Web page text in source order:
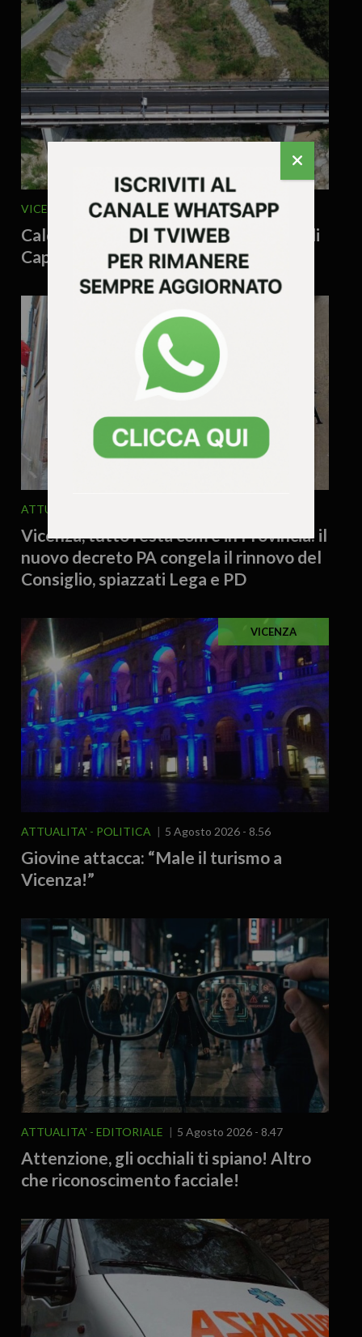
VICENZA E PROVINCIA 5 Agosto 2026 - 12.32
Caldogno, riaperto al traffico il ponte di
Capovilla, opera da 650 mila euro
ATTUALITA'
Vicenza, tutto resta com’è in Provincia: il
nuovo decreto PA congela il rinnovo del
Consiglio, spiazzati Lega e PD
VICENZA
ATTUALITA' POLITICA 5 Agosto 2026 - 8.56
Giovine attacca: “Male il turismo a
Vicenza!”
ATTUALITA' EDITORIALE 5 Agosto 2026 - 8.47
Attenzione, gli occhiali ti spiano! Altro
che riconoscimento facciale!